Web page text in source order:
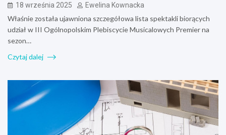
18 września 2025 Ewelina Kownacka
Właśnie została ujawniona szczegółowa lista spektakli biorących
udział w III Ogólnopolskim Plebiscycie Musicalowych Premier na
sezon…
Czytaj dalej